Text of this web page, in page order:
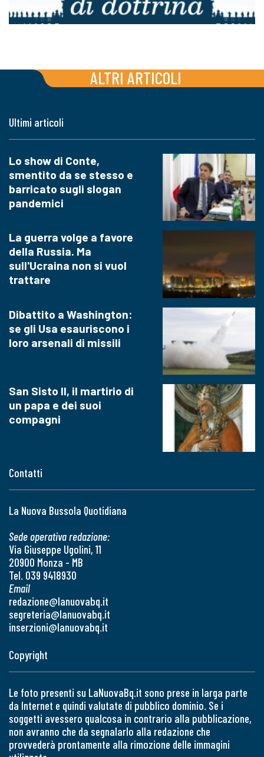
ALTRI ARTICOLI
Contatti
La Nuova Bussola Quotidiana
Sede operativa redazione:
Via Giuseppe Ugolini, 11
20900 Monza - MB
Tel. 039 9418930
Email
redazione@lanuovabq.it
segreteria@lanuovabq.it
inserzioni@lanuovabq.it
Ultimi articoli
Lo show di Conte,
smentito da se stesso e
barricato sugli slogan
pandemici
La guerra volge a favore
della Russia. Ma
sull'Ucraina non si vuol
trattare
Dibattito a Washington:
se gli Usa esauriscono i
loro arsenali di missili
San Sisto II, il martirio di
un papa e dei suoi
compagni
Copyright
Le foto presenti su LaNuovaBq.it sono prese in larga parte
da Internet e quindi valutate di pubblico dominio. Se i
soggetti avessero qualcosa in contrario alla pubblicazione,
non avranno che da segnalarlo alla redazione che
provvederà prontamente alla rimozione delle immagini